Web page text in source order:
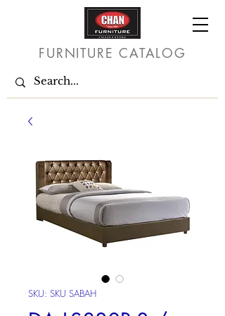
FURNITURE CATALOG
SKU: SKU SABAH